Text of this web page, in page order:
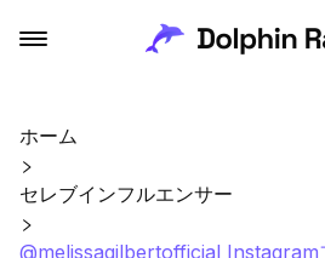
ホーム
セレブインフルエンサー
@melissagilbertofficial Instagram